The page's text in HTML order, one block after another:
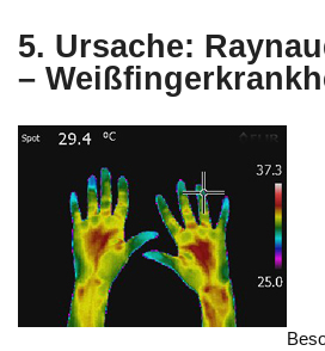
5. Ursache:
–